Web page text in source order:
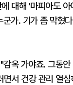
대해 '마피아도 아
가. 기가 좀 막혔
옥 가야죠. 그동안
서 건강 관리 열심